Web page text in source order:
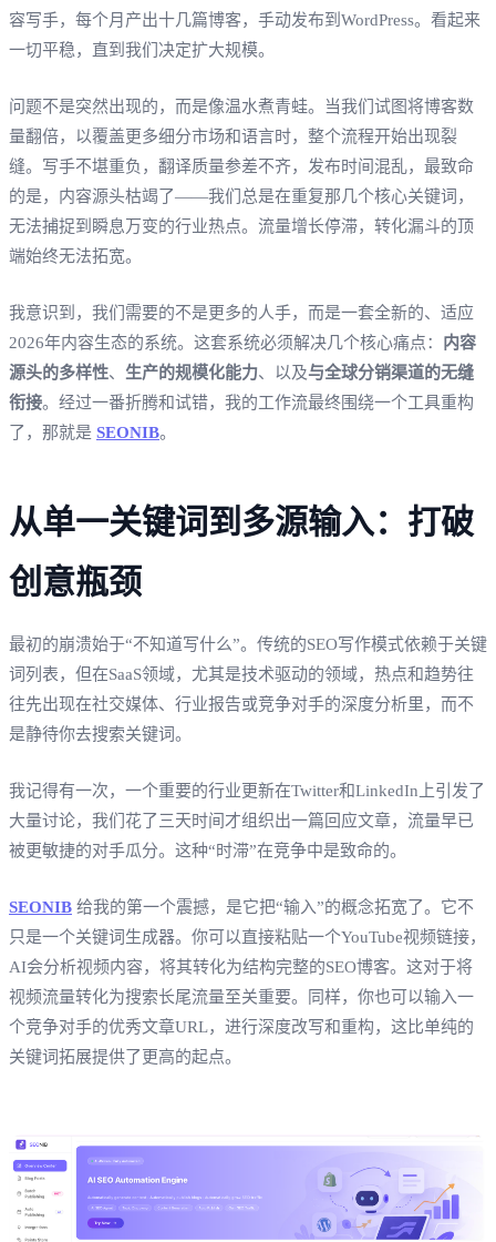
容写手，每个月产出十几篇博客，手动发布到WordPress。看起来
一切平稳，直到我们决定扩大规模。
问题不是突然出现的，而是像温水煮青蛙。当我们试图将博客数
量翻倍，以覆盖更多细分市场和语言时，整个流程开始出现裂
缝。写手不堪重负，翻译质量参差不齐，发布时间混乱，最致命
的是，内容源头枯竭了——我们总是在重复那几个核心关键词，
无法捕捉到瞬息万变的行业热点。流量增长停滞，转化漏斗的顶
端始终无法拓宽。
我意识到，我们需要的不是更多的人手，而是一套全新的、适应
2026年内容生态的系统。这套系统必须解决几个核心痛点：
内容
源头的多样性、 生产的规模化能力、以及与全球分销渠道的无缝
衔接。经过一番折腾和试错，我的工作流最终围绕一个工具重构
了，那就是 SEONIB。
从单一关键词到多源输入：打破
创意瓶颈
最初的崩溃始于“不知道写什么”。传统的SEO写作模式依赖于关键
词列表，但在SaaS领域，尤其是技术驱动的领域，热点和趋势往
往先出现在社交媒体、行业报告或竞争对手的深度分析里，而不
是静待你去搜索关键词。
我记得有一次，一个重要的行业更新在Twitter和LinkedIn上引发了
大量讨论，我们花了三天时间才组织出一篇回应文章，流量早已
被更敏捷的对手瓜分。这种“时滞”在竞争中是致命的。
SEONIB 给我的第一个震撼，是它把“输入”的概念拓宽了。它不
只是一个关键词生成器。你可以直接粘贴一个YouTube视频链接，
AI会分析视频内容，将其转化为结构完整的SEO博客。这对于将
视频流量转化为搜索长尾流量至关重要。同样，你也可以输入一
个竞争对手的优秀文章URL，进行深度改写和重构，这比单纯的
关键词拓展提供了更高的起点。